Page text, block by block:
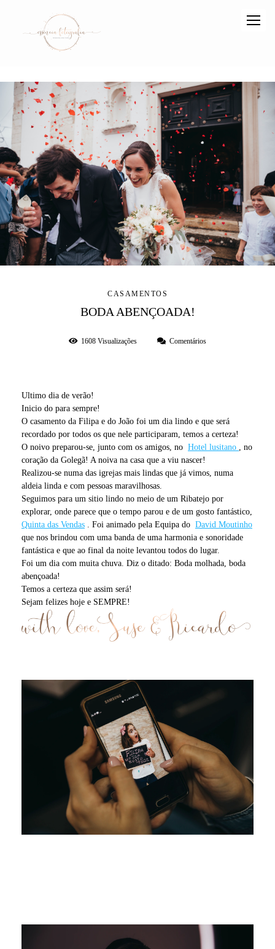
CASAMENTOS
BODA ABENÇOADA!
1608 Visualizações Comentários
Ultimo dia de verão!
Inicio do para sempre!
O casamento da Filipa e do João foi um dia lindo e que será
recordado por todos os que nele participaram, temos a certeza!
O noivo preparou-se, junto com os amigos, no Hotel lusitano
, no
coração da Golegã! A noiva na casa que a viu nascer!
Realizou-se numa das igrejas mais lindas que já vimos, numa
aldeia linda e com pessoas maravilhosas.
Seguimos para um sitio lindo no meio de um Ribatejo por
explorar, onde parece que o tempo parou e de um gosto fantástico,
Quinta das Vendas . Foi animado pela Equipa do David Moutinho
que nos brindou com uma banda de uma harmonia e sonoridade
fantástica e que ao final da noite levantou todos do lugar.
Foi um dia com muita chuva. Diz o ditado: Boda molhada, boda
abençoada!
Temos a certeza que assim será!
Sejam felizes hoje e SEMPRE!